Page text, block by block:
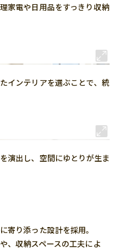
家電や日用品をすっきり収納
インテリアを選ぶことで、統
演出し、空間にゆとりが生ま
寄り添った設計を採用。
、収納スペースの工夫によ